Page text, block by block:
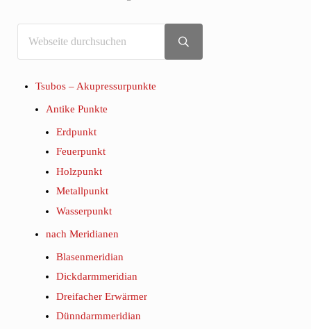
Sidebar
Submit search
Tsubos – Akupressurpunkte
Antike Punkte
Erdpunkt
Feuerpunkt
Holzpunkt
Metallpunkt
Wasserpunkt
nach Meridianen
Blasenmeridian
Dickdarmmeridian
Dreifacher Erwärmer
Dünndarmmeridian